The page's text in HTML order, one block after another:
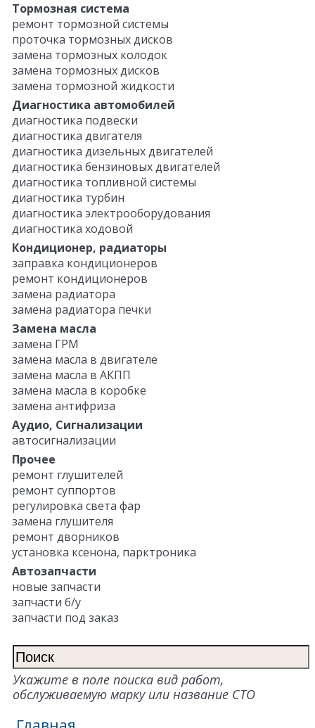
Тормозная система
ремонт тормозной системы
проточка тормозных дисков
замена тормозных колодок
замена тормозных дисков
замена тормозной жидкости
Диагностика автомобилей
диагностика подвески
диагностика двигателя
диагностика дизельных двигателей
диагностика бензиновых двигателей
диагностика топливной системы
диагностика турбин
диагностика электрооборудования
диагностика ходовой
Кондиционер, радиаторы
заправка кондиционеров
ремонт кондиционеров
замена радиатора
замена радиатора печки
Замена масла
замена ГРМ
замена масла в двигателе
замена масла в АКПП
замена масла в коробке
замена антифриза
Аудио, Сигнализации
автосигнализации
Прочее
ремонт глушителей
ремонт суппортов
регулировка света фар
замена глушителя
ремонт дворников
установка ксенона, парктроника
Автозапчасти
новые запчасти
запчасти б/у
запчасти под заказ
Укажите в поле поиска вид работ,
обслуживаемую марку или название СТО